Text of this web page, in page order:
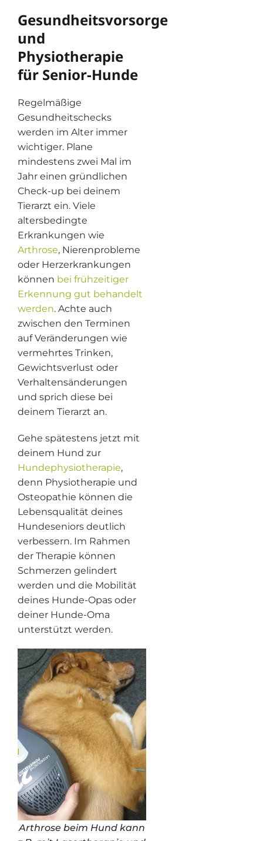
Gesundheitsvorsorge
und
Physiotherapie
für Senior-Hunde
Regelmäßige
Gesundheitschecks
werden im Alter immer
wichtiger. Plane
mindestens zwei Mal im
Jahr einen gründlichen
Check-up bei deinem
Tierarzt ein. Viele
altersbedingte
Erkrankungen wie
Arthrose, Nierenprobleme
oder Herzerkrankungen
können bei frühzeitiger
Erkennung gut behandelt
werden. Achte auch
zwischen den Terminen
auf Veränderungen wie
vermehrtes Trinken,
Gewichtsverlust oder
Verhaltensänderungen
und sprich diese bei
deinem Tierarzt an.
Gehe spätestens jetzt mit
deinem Hund zur
Hundephysiotherapie,
denn Physiotherapie und
Osteopathie können die
Lebensqualität deines
Hundeseniors deutlich
verbessern. Im Rahmen
der Therapie können
Schmerzen gelindert
werden und die Mobilität
deines Hunde-Opas oder
deiner Hunde-Oma
unterstützt werden.
Arthrose beim Hund kann